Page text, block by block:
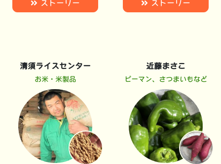
ストーリー ストーリー
清須ライスセンター
お米・米製品
近藤まさこ
ピーマン、さつまいもなど